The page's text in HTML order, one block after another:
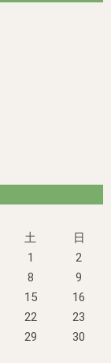
土
日
1
2
8
9
15
16
22
23
29
30